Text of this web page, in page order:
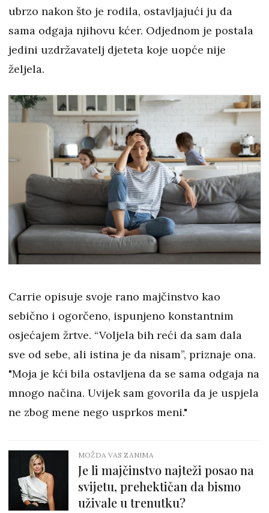
ubrzo nakon što je rodila, ostavljajući ju da
sama odgaja njihovu kćer. Odjednom je postala
jedini uzdržavatelj djeteta koje uopće nije
željela.
Carrie opisuje svoje rano majčinstvo kao
sebično i ogorčeno, ispunjeno konstantnim
osjećajem žrtve. “Voljela bih reći da sam dala
sve od sebe, ali istina je da nisam”, priznaje ona.
"Moja je kći bila ostavljena da se sama odgaja na
mnogo načina. Uvijek sam govorila da je uspjela
ne zbog mene nego usprkos meni."
MOŽDA VAS ZANIMA
Je li majčinstvo najteži posao na
svijetu, prehektičan da bismo
uživale u trenutku?